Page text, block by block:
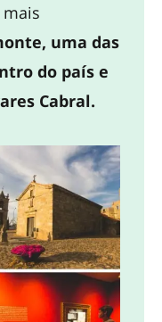
uma das
do país e
Cabral.